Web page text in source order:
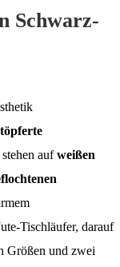
Schwarz-
aufweißen
Tischläufer, darauf
Größen und zwei